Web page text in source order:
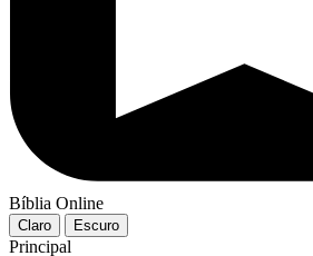
Bíblia Online
Claro Escuro
Principal